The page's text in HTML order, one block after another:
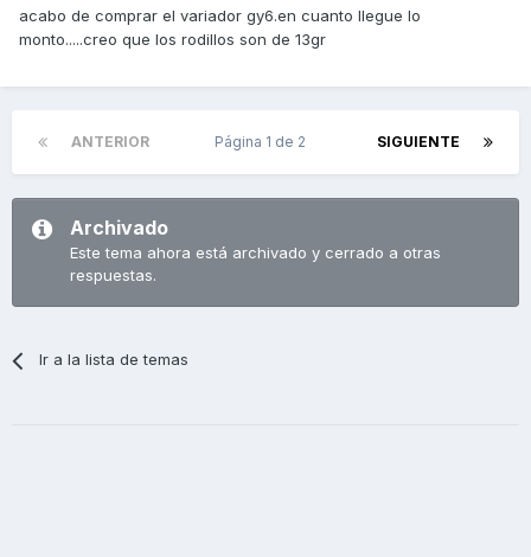
0016_10096_10000056_10000059_10109_10052_10053_10107_10
050_10106_10051_10000097_10000094_10000053_10000007_10
_10110_10111_10112_10113_10114_10115_10000041_10000044_1007
10503_10501,searchweb201603_2,afswitch_4,ppcSwitch_5,si
ngle_sort_1_default&btsid=cd403231-403e-469e-b291-
5ac3374932ac
acabo de comprar el variador gy6.en cuanto llegue lo
monto.....creo que los rodillos son de 13gr
ANTERIOR SIGUIENTE
Página 1 de 2
Archivado
Este tema ahora está archivado y cerrado a otras
respuestas.
Ir a la lista de temas